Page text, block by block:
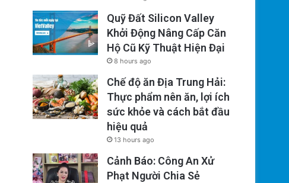
Quỹ Đất Silicon Valley
Khởi Động Nâng Cấp Căn
Hộ Cũ Kỹ Thuật Hiện Đại
8 hours ago
Chế độ ăn Địa Trung Hải:
Thực phẩm nên ăn, lợi ích
sức khỏe và cách bắt đầu
hiệu quả
13 hours ago
Cảnh Báo: Công An Xử
Phạt Người Chia Sẻ